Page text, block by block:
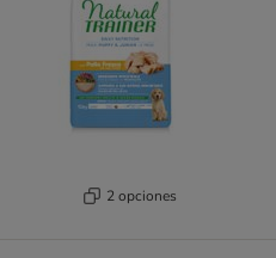
2 opciones